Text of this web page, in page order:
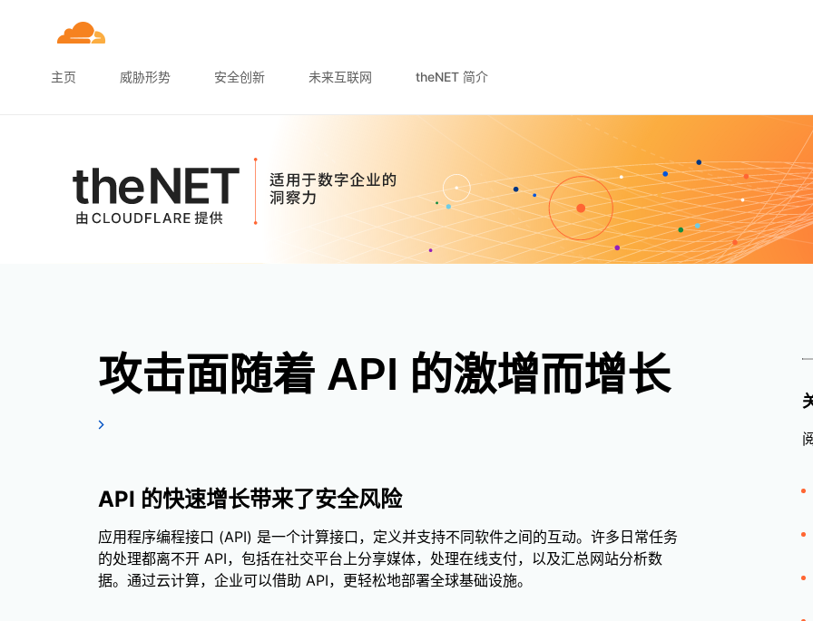
主页 威胁形势 安全创新 未来互联网 theNET 简介
攻击面随着 API 的激增而增长
API 的快速增长带来了安全风险
应用程序编程接口 (API) 是一个计算接口，定义并支持不同软件之间的互动。许多日常任务
的处理都离不开 API，包括在社交平台上分享媒体，处理在线支付，以及汇总网站分析数
据。通过云计算，企业可以借助 API，更轻松地部署全球基础设施。